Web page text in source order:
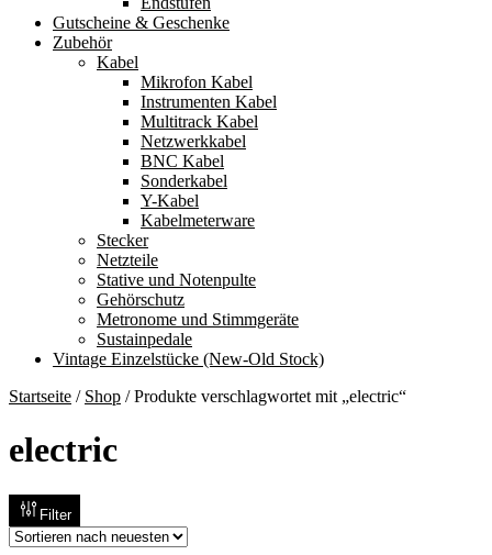
Gutscheine & Geschenke
Zubehör
Kabel
Mikrofon Kabel
Instrumenten Kabel
Multitrack Kabel
Netzwerkkabel
BNC Kabel
Sonderkabel
Y-Kabel
Kabelmeterware
Stecker
Netzteile
Stative und Notenpulte
Gehörschutz
Metronome und Stimmgeräte
Sustainpedale
Vintage Einzelstücke (New-Old Stock)
Startseite / Shop /Produkte verschlagwortet mit „electric“
electric
Filter